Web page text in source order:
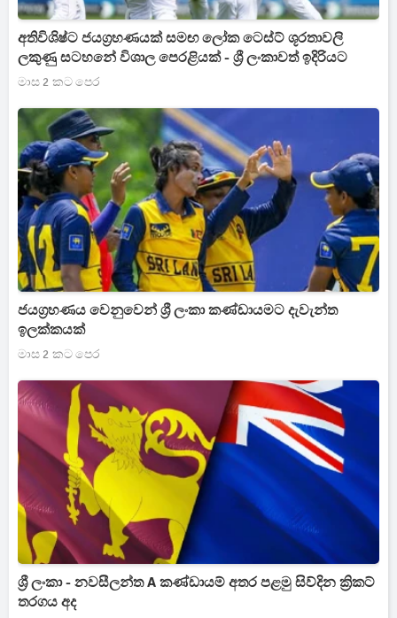
අතිවිශිෂ්ට ජයග්‍රහණයක් සමඟ ලෝක ටෙස්ට් ශූරතාවලි
ලකුණු සටහනේ විශාල පෙරළියක් - ශ්‍රී ලංකාවත් ඉදිරියට
මාස 2 කට පෙර
ජයග්‍රහණය වෙනුවෙන් ශ්‍රී ලංකා කණ්ඩායමට දැවැන්ත
ඉලක්කයක්
මාස 2 කට පෙර
ශ්‍රී ලංකා - නවසීලන්ත A කණ්ඩායම් අතර පළමු සිව්දින ක්‍රිකට්
තරගය අද